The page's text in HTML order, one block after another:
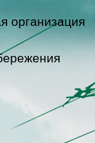
организация